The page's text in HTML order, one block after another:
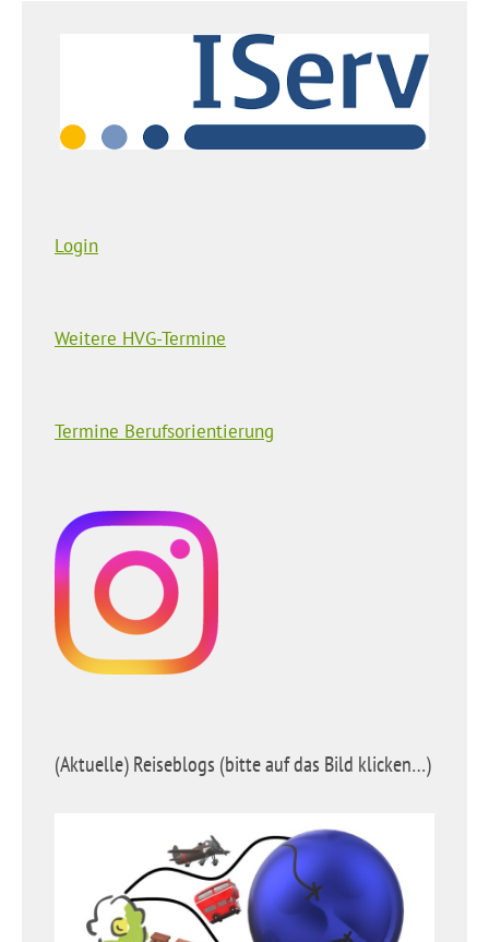
Login
Weitere HVG-Termine
Termine Berufsorientierung
(Aktuelle) Reiseblogs (bitte auf das Bild klicken…)